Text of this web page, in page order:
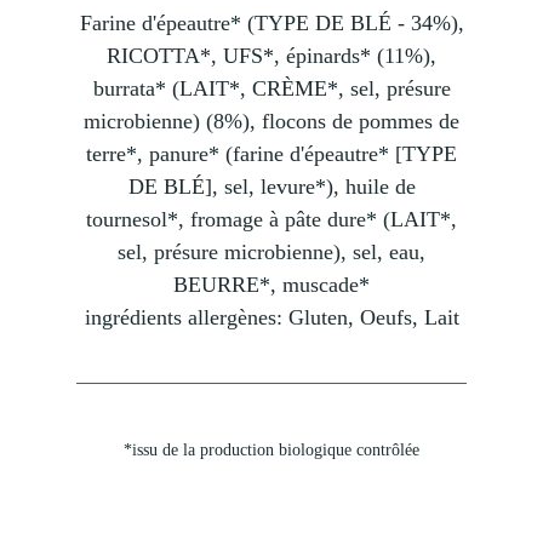
Farine d'épeautre* (TYPE DE BLÉ - 34%),
RICOTTA*, UFS*, épinards* (11%),
burrata* (LAIT*, CRÈME*, sel, présure
microbienne) (8%), flocons de pommes de
terre*, panure* (farine d'épeautre* [TYPE
DE BLÉ], sel, levure*), huile de
tournesol*, fromage à pâte dure* (LAIT*,
sel, présure microbienne), sel, eau,
BEURRE*, muscade*
ingrédients allergènes: Gluten, Oeufs, Lait
*issu de la production biologique contrôlée